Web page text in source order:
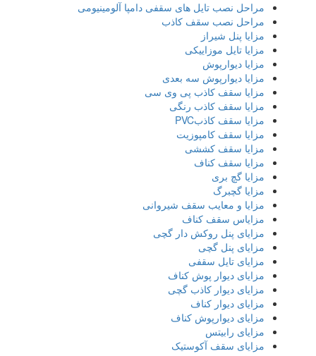
مراحل نصب تایل‌ های سقفی دامپا آلومینیومی
مراحل نصب سقف کاذب
مزایا پنل شیراز
مزایا تایل موزاییکی
مزایا دیوارپوش
مزایا دیوارپوش سه بعدی
مزایا سقف کاذب پی وی سی
مزایا سقف کاذب رنگی
مزایا سقف کاذبPVC
مزایا سقف کامپوزیت
مزایا سقف کششی
مزایا سقف کناف
مزایا گچ بری
مزایا گچبرگ
مزایا و معایب سقف شیروانی
مزایاس سقف کناف
مزایای پنل روکش دار گچی
مزایای پنل گچی
مزایای تایل سقفی
مزایای دیوار پوش کناف
مزایای دیوار کاذب گچی
مزایای دیوار کناف
مزایای دیوارپوش کناف
مزایای رابیتس
مزایای سقف آکوستیک